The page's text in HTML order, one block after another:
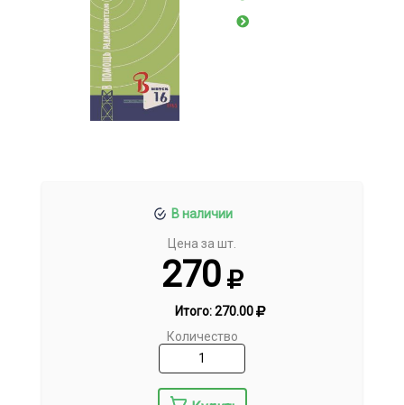
В наличии
Цена за шт.
270
Итого:270.00
Количество